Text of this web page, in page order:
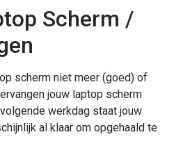
Scherm /
scherm niet meer (goed) of
jouw laptop scherm
werkdag staat jouw
al klaar om opgehaald te